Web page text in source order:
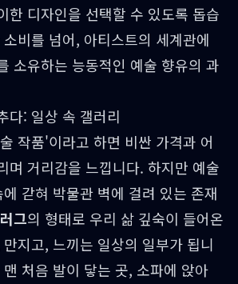
한 디자인을 선택할 수 있도록 돕습
비를 넘어, 아티스트의 세계관에
소유하는 능동적인 예술 향유의 과
다: 일상 속 갤러리
작품'이라고 하면 비싼 가격과 어
며 거리감을 느낍니다. 하지만 예술
갇혀 박물관 벽에 걸려 있는 존재
그의 형태로 우리 삶 깊숙이 들어온
지고, 느끼는 일상의 일부가 됩니
처음 발이 닿는 곳, 소파에 앉아